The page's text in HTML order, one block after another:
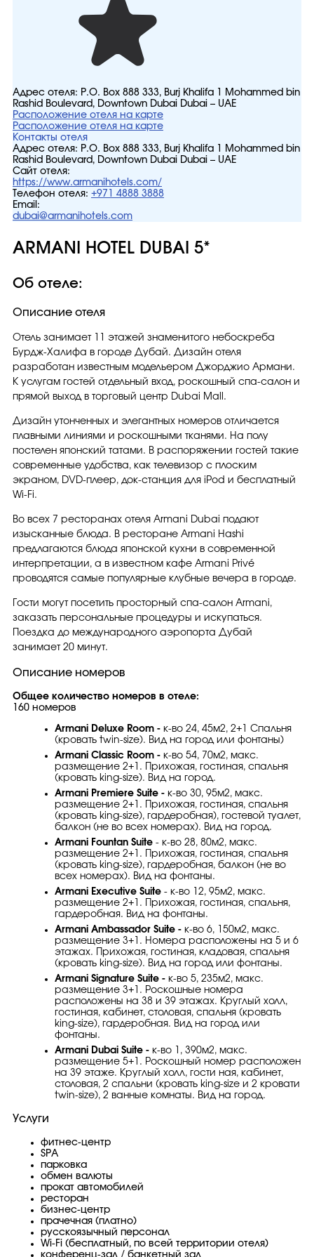
Адрес отеля: P.O. Box 888 333, Burj Khalifa 1 Mohammed bin
Rashid Boulevard, Downtown Dubai Dubai – UAE
Расположение отеля на карте
Расположение отеля на карте
Контакты отеля
Адрес отеля: P.O. Box 888 333, Burj Khalifa 1 Mohammed bin
Rashid Boulevard, Downtown Dubai Dubai – UAE
Сайт отеля:
https://www.armanihotels.com/
Телефон отеля: +971 4888 3888
Email:
dubai@armanihotels.com
ARMANI HOTEL DUBAI 5*
Об отеле:
Описание отеля
Отель занимает 11 этажей знаменитого небоскреба
Бурдж-Халифа в городе Дубай. Дизайн отеля
разработан известным модельером Джорджио Армани.
К услугам гостей отдельный вход, роскошный спа-салон и
прямой выход в торговый центр Dubai Mall.
Дизайн утонченных и элегантных номеров отличается
плавными линиями и роскошными тканями. На полу
постелен японский татами. В распоряжении гостей такие
современные удобства, как телевизор с плоским
экраном, DVD-плеер, док-станция для iPod и бесплатный
Wi-Fi.
Во всех 7 ресторанах отеля Armani Dubai подают
изысканные блюда. В ресторане Armani Hashi
предлагаются блюда японской кухни в современной
интерпретации, а в известном кафе Armani Privé
проводятся самые популярные клубные вечера в городе.
Гости могут посетить просторный спа-салон Armani,
заказать персональные процедуры и искупаться.
Поездка до международного аэропорта Дубай
занимает 20 минут.
Описание номеров
Общее количество номеров в отеле:
160 номеров
Armani Deluxe Room - к-во 24, 45м2, 2+1 Спальня
(кровать twin-size). Вид на город или фонтаны)
Armani Classic Room - к-во 54, 70м2, макс.
размещение 2+1. Прихожая, гостиная, спальня
(кровать king-size). Вид на город.
Armani Premiere Suite - к-во 30, 95м2, макс.
размещение 2+1. Прихожая, гостиная, спальня
(кровать king-size), гардеробная), гостевой туалет,
балкон (не во всех номерах). Вид на город.
Armani Fountan Suite - к-во 28, 80м2, макс.
размещение 2+1. Прихожая, гостиная, спальня
(кровать king-size), гардеробная, балкон (не во
всех номерах). Вид на фонтаны.
Armani Executive Suite - к-во 12, 95м2, макс.
размещение 2+1. Прихожая, гостиная, спальня,
гардеробная. Вид на фонтаны.
Armani Ambassador Suite - к-во 6, 150м2, макс.
размещение 3+1. Номера расположены на 5 и 6
этажах. Прихожая, гостиная, кладовая, спальня
(кровать king-size). Вид на город или фонтаны.
Armani Signature Suite - к-во 5, 235м2, макс.
размещение 3+1. Роскошные номера
расположены на 38 и 39 этажах. Круглый холл,
гостиная, кабинет, столовая, спальня (кровать
king-size), гардеробная. Вид на город или
фонтаны.
Armani Dubai Suite - к-во 1, 390м2, макс.
размещение 5+1. Роскошный номер расположен
на 39 этаже. Круглый холл, гости ная, кабинет,
столовая, 2 спальни (кровать king-size и 2 кровати
twin-size), 2 ванные комнаты. Вид на город.
Услуги
фитнес-центр
SPA
парковка
обмен валюты
прокат автомобилей
ресторан
бизнес-центр
прачечная (платно)
русскоязычный персонал
Wi-Fi (бесплатный, по всей территории отеля)
конференц-зал / банкетный зал